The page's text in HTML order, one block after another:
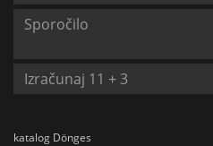
katalog Dönges